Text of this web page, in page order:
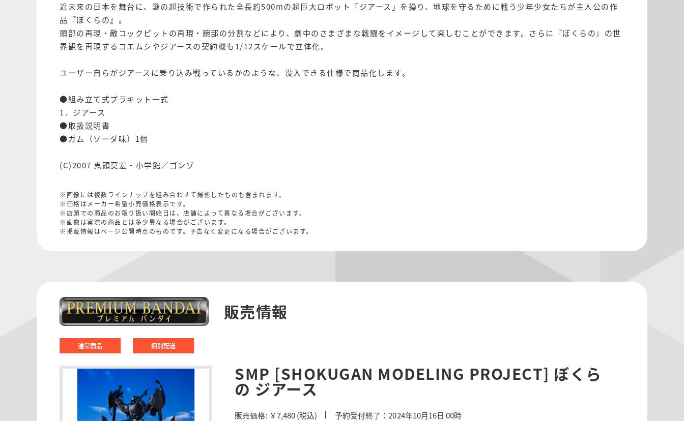
近未来の日本を舞台に、謎の超技術で作られた全長約500mの超巨大ロボット「ジアース」を操り、地球を守るために戦う少年少女たちが主人公の作
品『ぼくらの』。
頭部の再現・敵コックピットの再現・腕部の分割などにより、劇中のさまざまな戦闘をイメージして楽しむことができます。さらに『ぼくらの』の世
界観を再現するコエムシやジアースの契約機も1/12スケールで立体化。
ユーザー自らがジアースに乗り込み戦っているかのような、没入できる仕様で商品化します。
●組み立て式プラキット一式
1．ジアース
●取扱説明書
●ガム（ソーダ味）1個
(C)2007 鬼頭莫宏・小学館／ゴンゾ
※画像には複数ラインナップを組み合わせて撮影したものも含まれます。
※価格はメーカー希望小売価格表示です。
※店頭での商品のお取り扱い開始日は、店舗によって異なる場合がございます。
※画像は実際の商品とは多少異なる場合がございます。
※掲載情報はページ公開時点のものです。予告なく変更になる場合がございます。
販売情報
通常商品 個別配送
SMP [SHOKUGAN MODELING PROJECT] ぼくら
の ジアース
販売価格: ￥7,480(税込) 予約受付終了：2024年10月16日 00時